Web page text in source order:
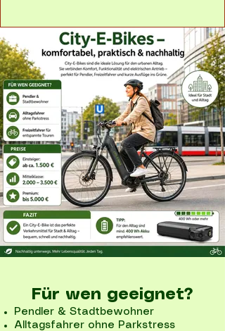
Für wen geeignet?
Pendler & Stadtbewohner
Alltagsfahrer ohne Parkstress